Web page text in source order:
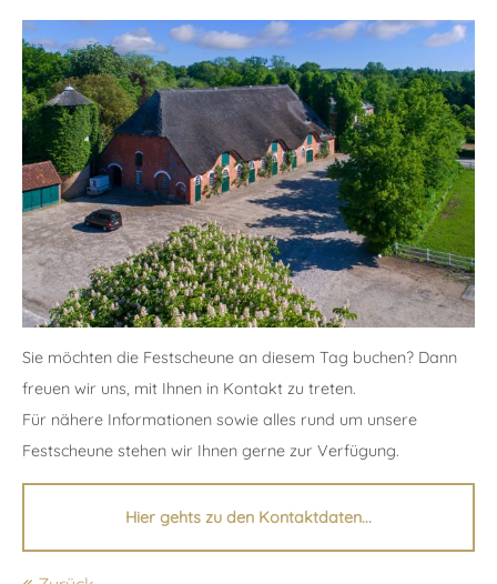
Support
Lorem ipsum dolor sit amet:
24h/ 365days
We offer support for our customers
Mon - Fri 8:00am - 5:00pm(GMT +1)
Get in touch
Cybersteel Inc.
376-293 City Road, Suite 600
San Francisco, CA 94102
Have any questions?
+44 1234 567 890
Sie möchten die Festscheune an diesem Tag buchen? Dann
freuen wir uns, mit Ihnen in Kontakt zu treten.
Für nähere Informationen sowie alles rund um unsere
Festscheune stehen wir Ihnen gerne zur Verfügung.
Hier gehts zu den Kontaktdaten...